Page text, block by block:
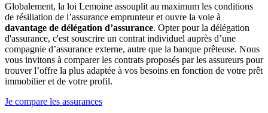
Globalement, la loi Lemoine assouplit au maximum les conditions
de résiliation de l’assurance emprunteur et ouvre la voie à
davantage de délégation d’assurance. Opter pour la délégation
d'assurance, c'est souscrire un contrat individuel auprès d’une
compagnie d’assurance externe, autre que la banque prêteuse. Nous
vous invitons à comparer les contrats proposés par les assureurs pour
trouver l’offre la plus adaptée à vos besoins en fonction de votre prêt
immobilier et de votre profil.
Je compare les assurances